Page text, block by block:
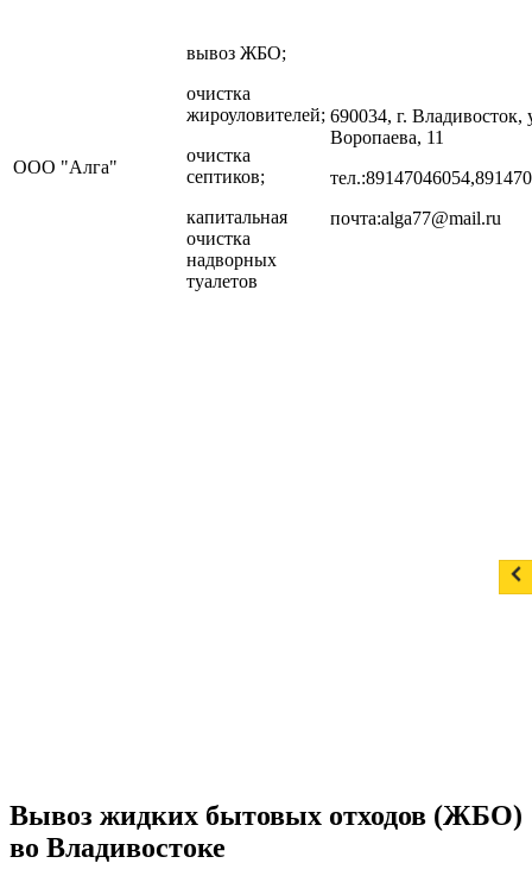
ООО "Алга"
вывоз ЖБО;
очистка
жироуловителей;
очистка
септиков;
капитальная
очистка
надворных
туалетов
690034, г. Владивосток,
Воропаева, 11
почта:alga77@mail.ru
Вывоз жидких бытовых отходов (ЖБО)
во Владивостоке